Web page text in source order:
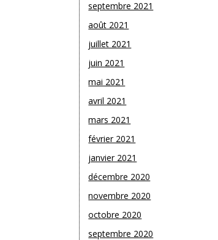
septembre 2021
août 2021
juillet 2021
juin 2021
mai 2021
avril 2021
mars 2021
février 2021
janvier 2021
décembre 2020
novembre 2020
octobre 2020
septembre 2020